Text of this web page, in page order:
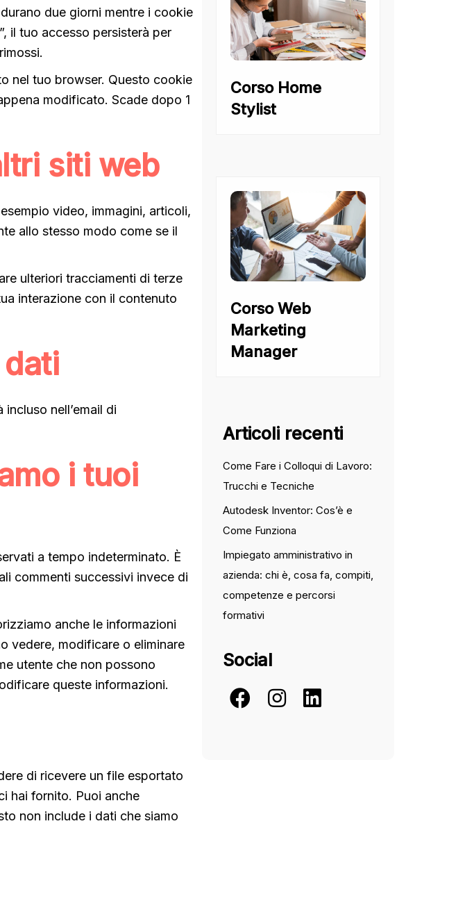
due giorni mentre i cookie
il tuo accesso persisterà per
nel tuo browser. Questo cookie
modificato. Scade dopo 1
siti web
video, immagini, articoli,
allo stesso modo come se il
ulteriori tracciamenti di terze
interazione con il contenuto
nell’email di
i tuoi
a tempo indeterminato. È
commenti successivi invece di
anche le informazioni
vedere, modificare o eliminare
utente che non possono
queste informazioni.
di ricevere un file esportato
hai fornito. Puoi anche
non include i dati che siamo
Corso Home
Stylist
Corso Web
Marketing
Manager
Articoli recenti
Come Fare i Colloqui di Lavoro:
Trucchi e Tecniche
Autodesk Inventor: Cos’è e
Come Funziona
Impiegato amministrativo in
azienda: chi è, cosa fa, compiti,
competenze e percorsi
formativi
Social